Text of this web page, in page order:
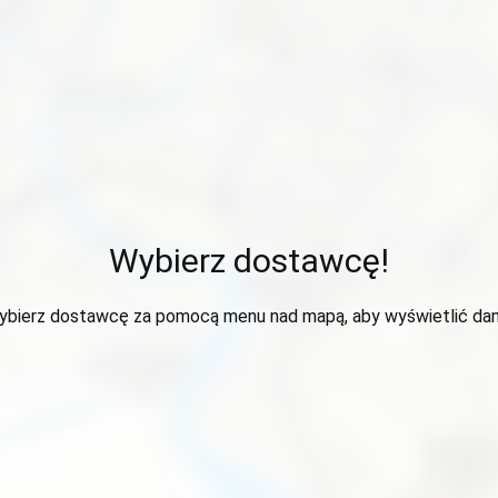
Wybierz dostawcę!
dostawcę za pomocą menu nad mapą, aby wyświetlić